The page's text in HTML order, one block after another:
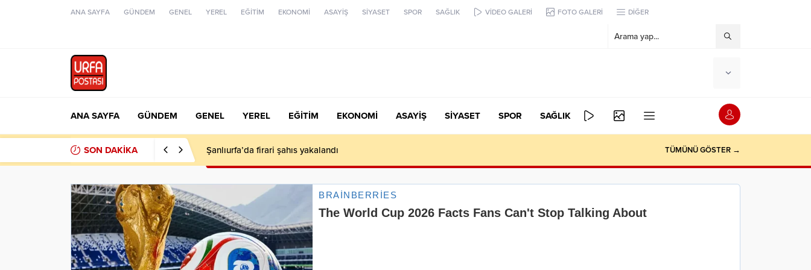
ANA SAYFA GÜNDEM GENEL YEREL EĞİTİM EKONOMİ ASAYİŞ SİYASET SPOR SAĞLIK VİDEO GALERİ FOTO GALERİ DİĞER
ANA SAYFA GÜNDEM GENEL YEREL EĞİTİM EKONOMİ ASAYİŞ SİYASET SPOR SAĞLIK
SON DAKİKA Şanlıurfa’da firari şahıs yakalandı TÜMÜNÜ GÖSTER →